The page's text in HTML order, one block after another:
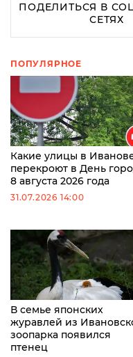
ПОДЕЛИТЬСЯ В
СЕТЯХ
ПОПУЛЯРНОЕ
Какие улицы в
перекроют в День
8 августа 2026 года
31.07.2026 14:00
В семье японских
журавлей из
зоопарка появился
птенец